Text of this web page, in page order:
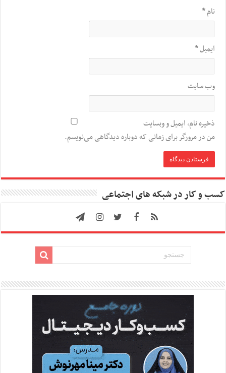
نام*
ایمیل*
وب‌ سایت
ذخیره نام، ایمیل و وبسایت
من در مرورگر برای زمانی که دوباره دیدگاهی می‌نویسم.
کسب و کار در شبکه های اجتماعی